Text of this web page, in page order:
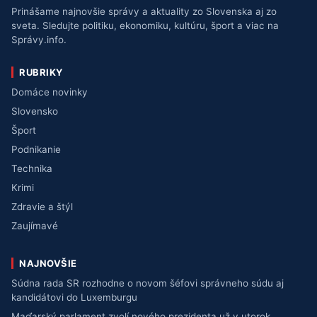
Prinášame najnovšie správy a aktuality zo Slovenska aj zo
sveta. Sledujte politiku, ekonomiku, kultúru, šport a viac na
Správy.info.
RUBRIKY
Domáce novinky
Slovensko
Šport
Podnikanie
Technika
Krimi
Zdravie a štýl
Zaujímavé
NAJNOVŠIE
Súdna rada SR rozhodne o novom šéfovi správneho súdu aj
kandidátovi do Luxemburgu